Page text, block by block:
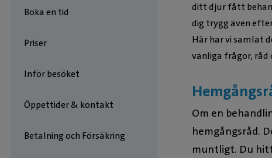
Boka en tid
Priser
Inför besöket
Öppettider & kontakt
Betalning och Försäkring
ditt djur fått
dig trygg även
Här har vi samlat
vanliga frågor, råd
Om en
hemgångsråd.
muntligt. Du